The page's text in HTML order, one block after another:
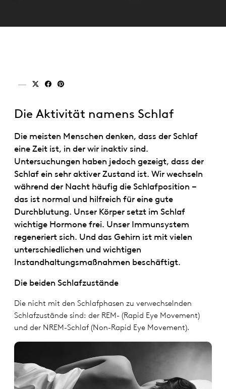
Teilen auf x (twitter)
Teilen auf facebook
Teilen auf pinterest
Die Aktivität namens Schlaf
Die meisten Menschen denken, dass der Schlaf
eine Zeit ist, in der wir inaktiv sind.
Untersuchungen haben jedoch gezeigt, dass der
Schlaf ein sehr aktiver Zustand ist. Wir wechseln
während der Nacht häufig die Schlafposition –
das ist normal und hilfreich für eine gute
Durchblutung. Unser Körper setzt im Schlaf
wichtige Hormone frei. Unser Immunsystem
regeneriert sich. Und das Gehirn ist mit vielen
unterschiedlichen und wichtigen
Instandhaltungsmaßnahmen beschäftigt.
Die beiden Schlafzustände
Die nicht mit den Schlafphasen zu verwechselnden
Schlafzustände sind: der REM- (Rapid Eye Movement)
und der NREM-Schlaf (Non-Rapid Eye Movement).